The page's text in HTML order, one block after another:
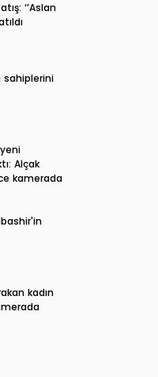
‘’Aslan
sahiplerini
Alçak
kamerada
kadın